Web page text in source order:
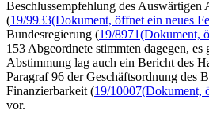
Beschlussempfehlung des Auswärtigen
(19/9933(Dokument, öffnet ein neues
Bundesregierung (19/8971(Dokument,
153 Abgeordnete stimmten dagegen,
Abstimmung lag auch ein Bericht des
Paragraf 96 der Geschäftsordnung des
Finanzierbarkeit (19/10007(Dokument,
vor.